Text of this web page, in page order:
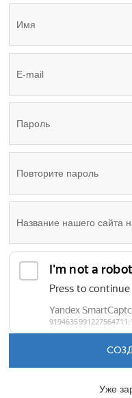
Уже